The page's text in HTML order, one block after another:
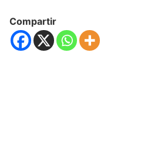
Compartir